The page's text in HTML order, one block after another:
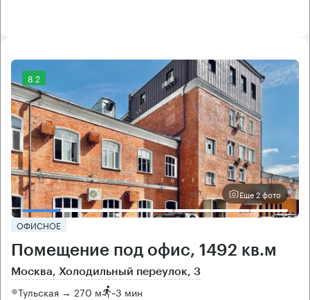
8.2
Еще 2 фото
ОФИСНОЕ
Помещение под офис, 1492 кв.м
Москва, Холодильный переулок, 3
Тульская → 270 м ~3 мин